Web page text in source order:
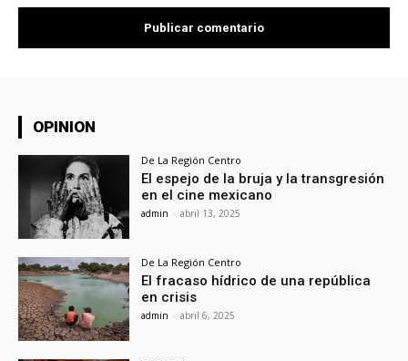
OPINION
De La Región Centro
El espejo de la bruja y la transgresión
en el cine mexicano
admin - abril 13, 2025
De La Región Centro
El fracaso hídrico de una república
en crisis
admin - abril 6, 2025